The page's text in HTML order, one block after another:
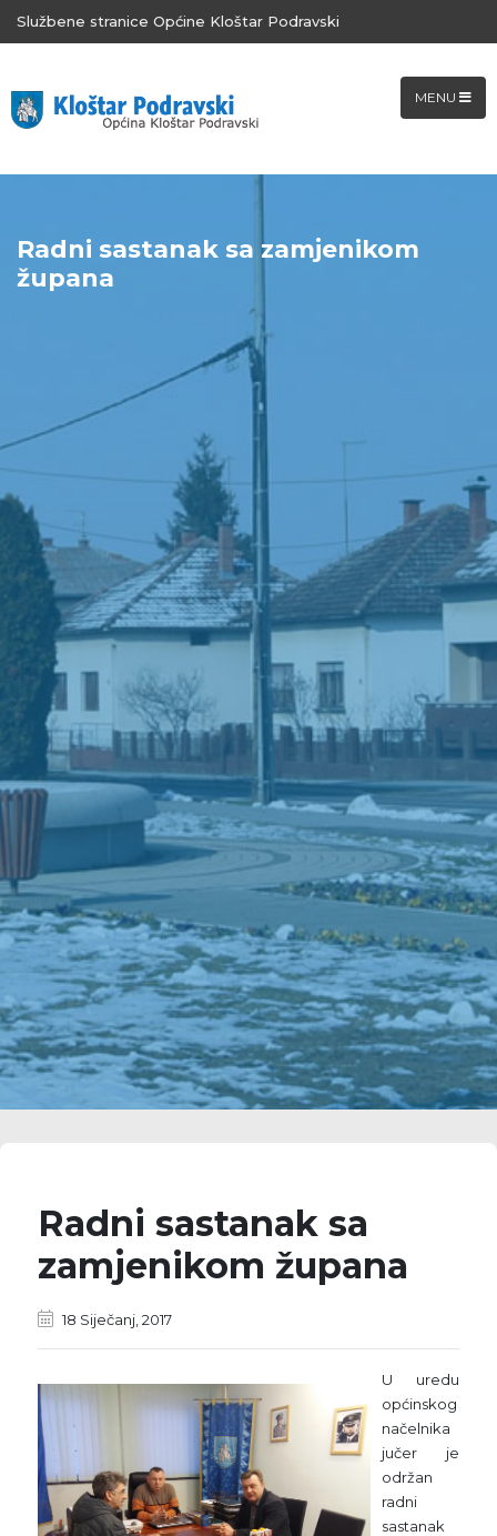
Službene stranice Općine Kloštar Podravski
MENU
Radni sastanak sa zamjenikom
župana
Radni sastanak sa
zamjenikom župana
18 Siječanj, 2017
U uredu
općinskog
načelnika
jučer je
održan
radni
sastanak